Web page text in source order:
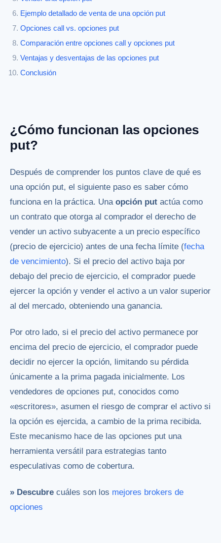
Ejemplo detallado de venta de una opción put
Opciones call vs. opciones put
Comparación entre opciones call y opciones put
Ventajas y desventajas de las opciones put
Conclusión
¿Cómo funcionan las opciones
put?
Después de comprender los puntos clave de qué es
una opción put, el siguiente paso es saber cómo
funciona en la práctica. Una opción put actúa como
un contrato que otorga al comprador el derecho de
vender un activo subyacente a un precio específico
(precio de ejercicio) antes de una fecha límite (fecha
de vencimiento). Si el precio del activo baja por
debajo del precio de ejercicio, el comprador puede
ejercer la opción y vender el activo a un valor superior
al del mercado, obteniendo una ganancia.
Por otro lado, si el precio del activo permanece por
encima del precio de ejercicio, el comprador puede
decidir no ejercer la opción, limitando su pérdida
únicamente a la prima pagada inicialmente. Los
vendedores de opciones put, conocidos como
«escritores», asumen el riesgo de comprar el activo si
la opción es ejercida, a cambio de la prima recibida.
Este mecanismo hace de las opciones put una
herramienta versátil para estrategias tanto
especulativas como de cobertura.
» Descubre cuáles son los mejores brokers de
opciones